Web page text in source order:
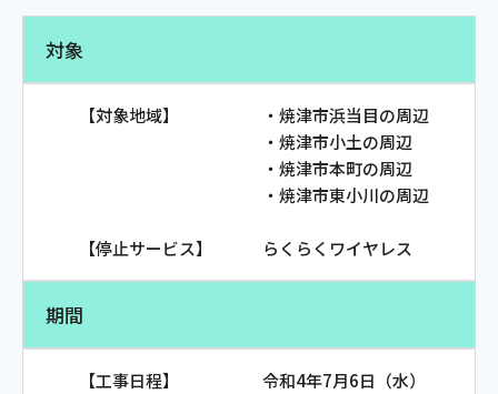
料金案内
対応エリア
対象
【対象地域】 ・焼津市浜当目の周辺
・焼津市小土の周辺
・焼津市本町の周辺
・焼津市東小川の周辺
【停止サービス】 らくらくワイヤレス
期間
【工事日程】 令和4年7月6日（水）